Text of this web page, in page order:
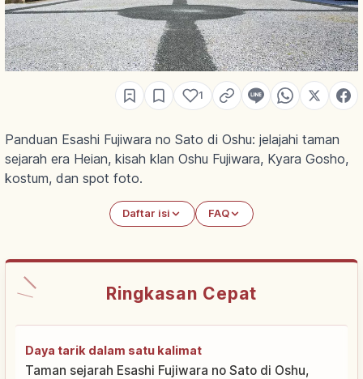
1
Panduan Esashi Fujiwara no Sato di Oshu: jelajahi taman
sejarah era Heian, kisah klan Oshu Fujiwara, Kyara Gosho,
kostum, dan spot foto.
Daftar isi FAQ
Ringkasan Cepat
Daya tarik dalam satu kalimat
Taman sejarah Esashi Fujiwara no Sato di Oshu,